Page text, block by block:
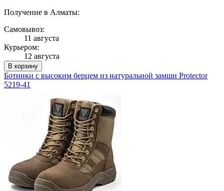
Получение в Алматы:
Самовывоз:
11 августа
Курьером:
12 августа
В корзину
Ботинки с высоким берцем из натуральной замши Protector
5219-41